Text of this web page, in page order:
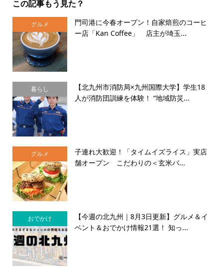
この記事もう見た？
グルメ
門司港に今春オープン！自家焙煎のコーヒ
ー店「Kan Coffee」 店主が埼玉...
暮らし
【北九州市消防局×九州国際大学】学生18
人が消防団訓練を体験！ “地域防災...
グルメ
子連れ大歓迎！「タイムイズライス」実店
舗オープン こだわりの＜玄米バ...
おでかけ
【今週の北九州｜8月3日更新】グルメ＆イ
ベント＆おでかけ情報21選！ 知っ...